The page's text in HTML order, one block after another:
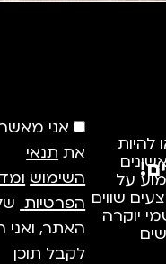
להיות
על
שווים
יוקרה
אני
אתתנאי
השימוש
הפרטיות
האתר, ואני
לקבל תוכן